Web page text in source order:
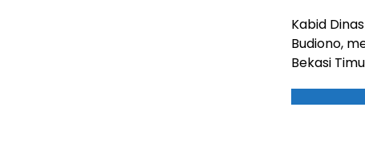
Kabid
Budiono,
Bekasi